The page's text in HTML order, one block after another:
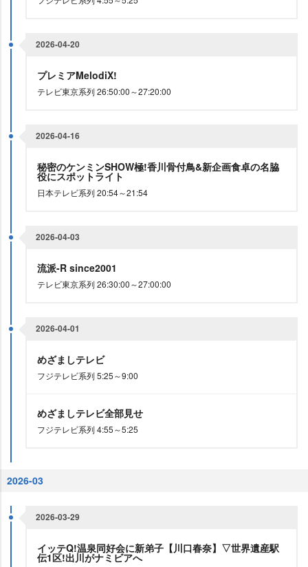
2026-04-20
プレミアMelodiX!
テレビ東京系列 26:50:00～27:20:00
2026-04-16
秘密のケンミンSHOW極!香川骨付鳥&新企画食卓の名脇
役にスポットライト
日本テレビ系列 20:54～21:54
2026-04-03
流派-R since2001
テレビ東京系列 26:30:00～27:00:00
2026-04-01
めざましテレビ
フジテレビ系列 5:25～9:00
めざましテレビ全部見せ
フジテレビ系列 4:55～5:25
2026-03
2026-03-29
イッテQ!温泉同好会に新弟子【川口春奈】▽世界遺産駅
伝1区!出川がナミビアへ